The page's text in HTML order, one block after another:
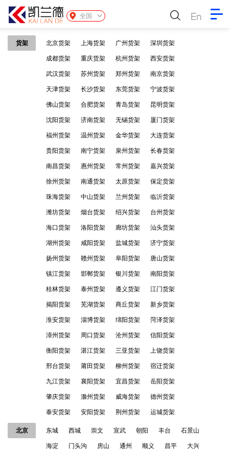
全国 En
货架 北京货架 上海货架 广州货架
深圳货架
成都货架
重庆货架 杭州货架
西安货架
武汉货架
苏州货架 郑州货架
南京货架
天津货架
长沙货架 东莞货架
宁波货架
佛山货架
合肥货架 青岛货架
昆明货架
沈阳货架
济南货架 无锡货架
厦门货架
福州货架
温州货架 金华货架
大连货架
贵阳货架
南宁货架 泉州货架
长春货架
南昌货架
惠州货架 常州货架
嘉兴货架
徐州货架
南通货架 太原货架
保定货架
珠海货架
中山货架 兰州货架
临沂货架
潍坊货架
烟台货架 绍兴货架
台州货架
海口货架
洛阳货架 廊坊货架
汕头货架
湖州货架
咸阳货架 盐城货架
济宁货架
扬州货架
赣州货架 阜阳货架
唐山货架
镇江货架
邯郸货架 银川货架
南阳货架
桂林货架
泰州货架 遵义货架
江门货架
揭阳货架
芜湖货架 商丘货架
新乡货架
淮安货架
淄博货架 绵阳货架
菏泽货架
漳州货架
周口货架 沧州货架
信阳货架
衡阳货架
湛江货架 三亚货架
上饶货架
邢台货架
莆田货架 柳州货架
宿迁货架
九江货架
襄阳货架 宜昌货架
岳阳货架
肇庆货架
滁州货架 威海货架
德州货架
泰安货架
安阳货架 荆州货架 运城货架
北京 东城 西城 崇文 宣武 朝阳 丰台
石景山
海淀
门头沟 房山 通州 顺义 昌平
大兴